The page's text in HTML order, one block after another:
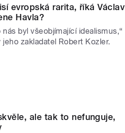
evropská rarita, říká Václav
Havla?
byl všeobjímající idealismus,“
zakladatel Robert Kozler.
ale tak to nefunguje,